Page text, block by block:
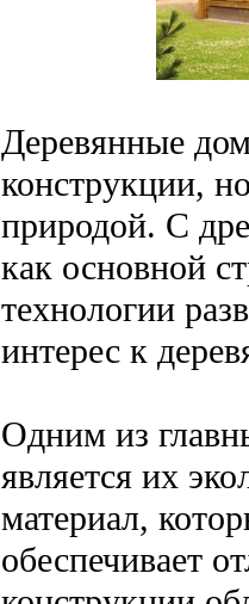
Деревянные
конструкции,
природой. С
как основной
технологии
интерес к
Одним из
является их
материал,
обеспечивает